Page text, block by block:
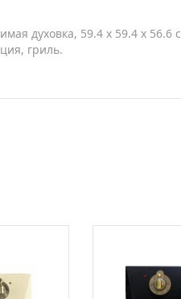
духовка, 59.4 х 59.4 x
гриль.